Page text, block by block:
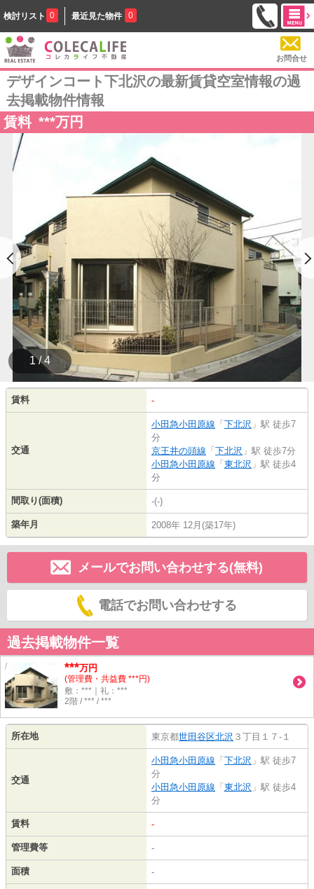
検討リスト 0 最近見た物件 0
お問合せ
デザインコート下北沢の最新賃貸空室情報の過
去掲載物件情報
賃料 ***万円
1 / 4
賃料 -
交通
小田急小田原線 「 下北沢 」駅 徒歩7
分
京王井の頭線 「 下北沢 」駅 徒歩7分
小田急小田原線 「 東北沢 」駅 徒歩4
分
間取り(面積) -(-)
築年月 2008年 12月(築17年)
メールでお問い合わせする(無料)
電話でお問い合わせする
過去掲載物件一覧
***万円
(管理費・共益費 ***円)
敷：***｜礼：***
2階 / *** / ***
所在地 東京都世田谷区北沢 ３丁目１７-１
交通
小田急小田原線 「 下北沢 」駅 徒歩7
分
小田急小田原線 「 東北沢 」駅 徒歩4
分
賃料 -
管理費等 -
面積 -